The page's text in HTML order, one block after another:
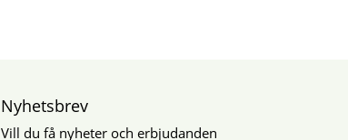
Nyhetsbrev
Vill du få nyheter och erbjudanden